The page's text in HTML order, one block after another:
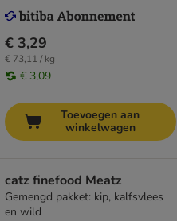
€ 3,29
€ 73,11 / kg
€ 3,09
Toevoegen aan
winkelwagen
catz finefood Meatz
Gemengd pakket: kip, kalfsvlees
en wild